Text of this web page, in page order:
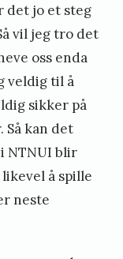
det jo et steg
vil jeg tro det
oss enda
veldig til å
sikker på
Så kan det
NTNUI blir
å spille
neste